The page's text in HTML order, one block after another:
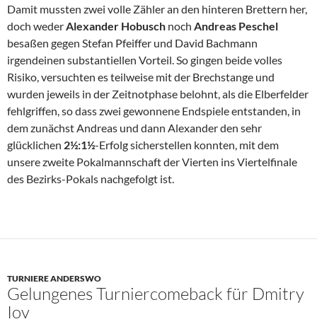
Damit mussten zwei volle Zähler an den hinteren Brettern her,
doch wederAlexander Hobusch noch Andreas Peschel
besaßen gegen Stefan Pfeiffer und David Bachmann
irgendeinen substantiellen Vorteil. So gingen beide volles
Risiko, versuchten es teilweise mit der Brechstange und
wurden jeweils in der Zeitnotphase belohnt, als die Elberfelder
fehlgriffen, so dass zwei gewonnene Endspiele entstanden, in
dem zunächst Andreas und dann Alexander den sehr
glücklichen 2½:1½-Erfolg sicherstellen konnten, mit dem
unsere zweite Pokalmannschaft der Vierten ins Viertelfinale
des Bezirks-Pokals nachgefolgt ist.
TURNIERE ANDERSWO
Gelungenes Turniercomeback für Dmitry
Iov